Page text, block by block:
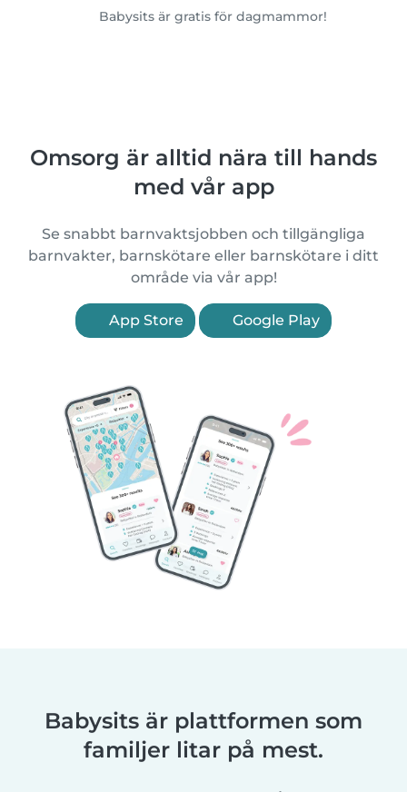
Babysits är gratis för dagmammor!
Omsorg är alltid nära till hands
med vår app
Se snabbt barnvaktsjobben och tillgängliga
barnvakter, barnskötare eller barnskötare i ditt
område via vår app!
App Store Google Play
Babysits är plattformen som
familjer litar på mest.